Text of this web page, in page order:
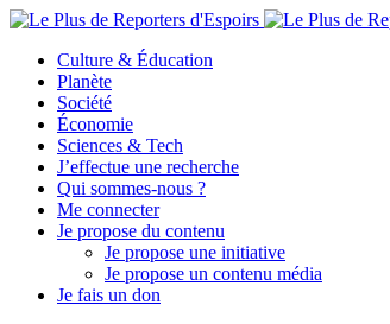
Culture & Éducation
Planète
Société
Économie
Sciences & Tech
J’effectue une recherche
Qui sommes-nous ?
Me connecter
Je propose du contenu
Je propose une initiative
Je propose un contenu média
Je fais un don